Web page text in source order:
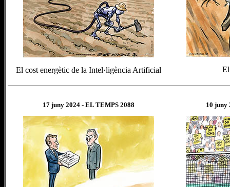
El cost energètic de la Intel·ligència Artificial
17 juny 2024- EL TEMPS 2088 10 juny